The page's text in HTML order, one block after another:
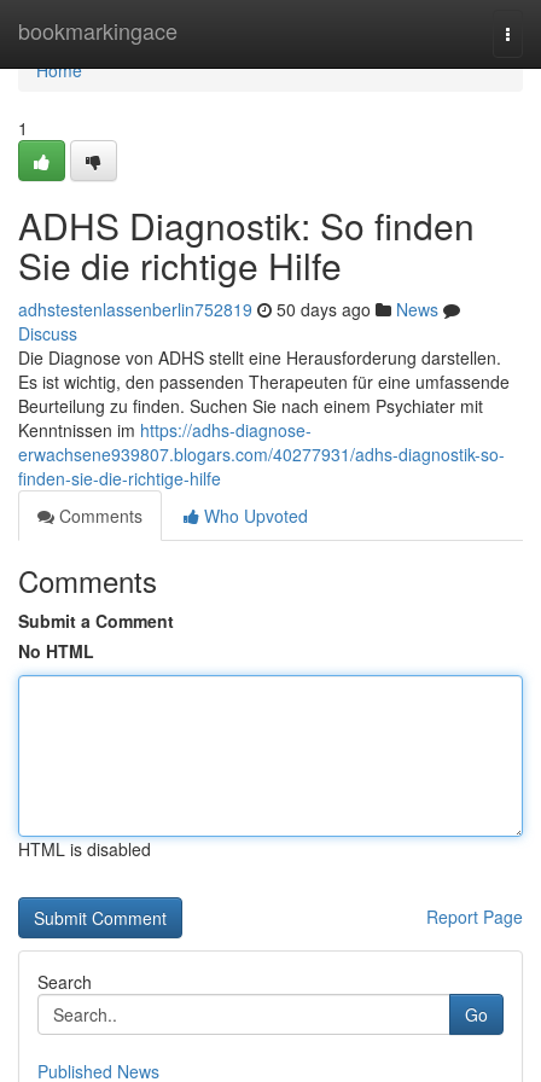
bookmarkingace
Home
Home
1
ADHS Diagnostik: So finden
Sie die richtige Hilfe
adhstestenlassenberlin752819 50 days ago
News
Discuss
Die Diagnose von ADHS stellt eine Herausforderung darstellen.
Es ist wichtig, den passenden Therapeuten für eine umfassende
Beurteilung zu finden. Suchen Sie nach einem Psychiater mit
Kenntnissen im https://adhs-diagnose-
erwachsene939807.blogars.com/40277931/adhs-diagnostik-so-
finden-sie-die-richtige-hilfe
Comments
Who Upvoted
Comments
Submit a Comment
No HTML
HTML is disabled
Report Page
Search
Go
Published News